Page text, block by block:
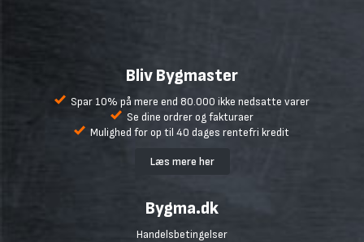
Bliv Bygmaster
Spar 10% på mere end 80.000 ikke nedsatte varer
Se dine ordrer og fakturaer
Mulighed for op til 40 dages rentefri kredit
Læs mere her
Bygma.dk
Handelsbetingelser